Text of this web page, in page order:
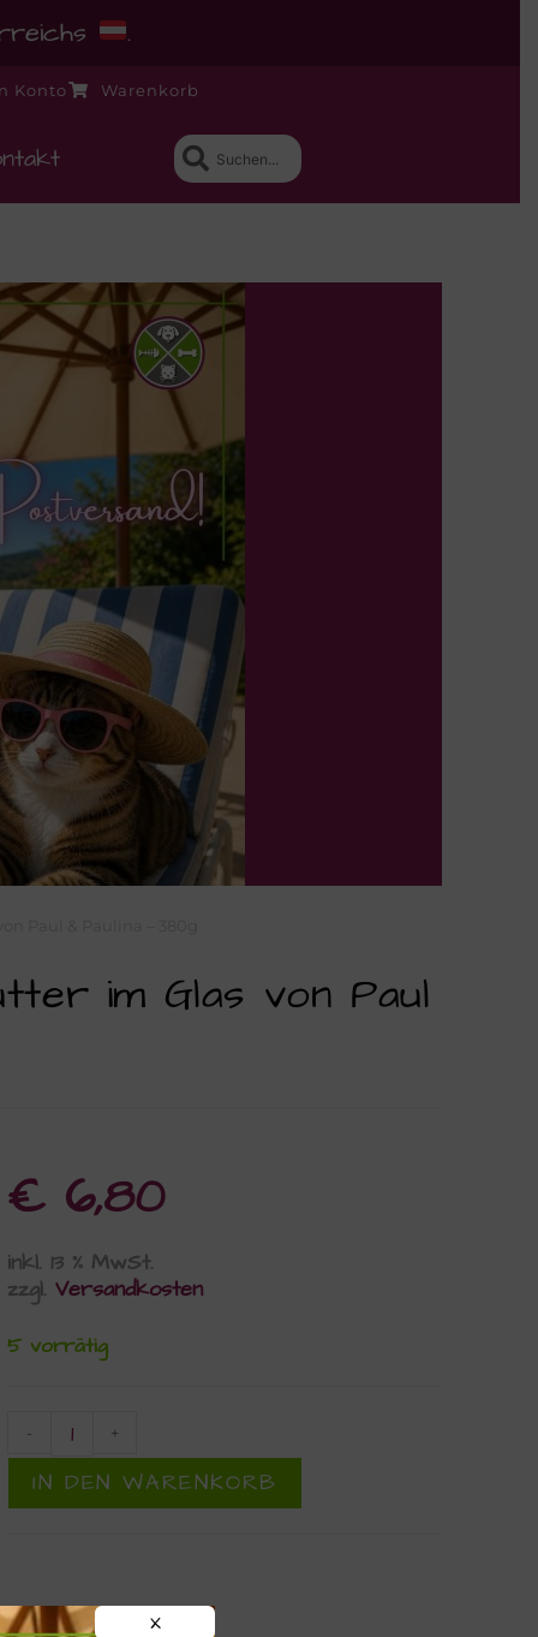
.
Konto Warenkorb
im Glas von Paul
€ 6,80
inkl. 13 % MwSt.
zzgl.Versandkosten
5 vorrätig
- +
IN DEN WARENKORB
X